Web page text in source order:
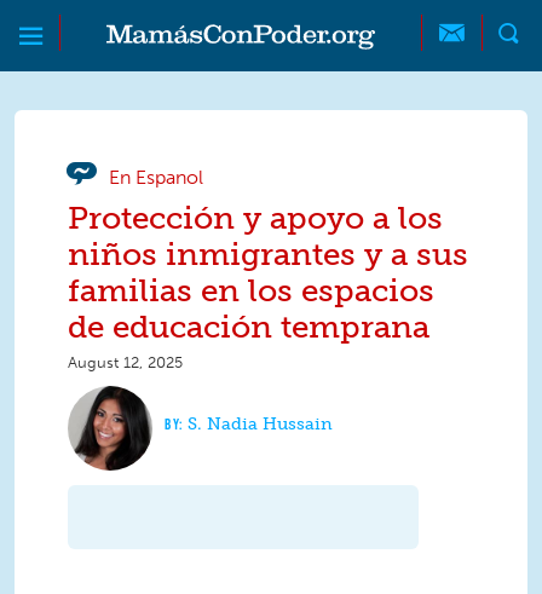
Skip to main content
Skip to main content
MamásConPoder
En Espanol
Protección y apoyo a los
niños inmigrantes y a sus
familias en los espacios
de educación temprana
August 12, 2025
S. Nadia Hussain